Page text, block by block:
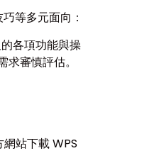
等多元面向：
各項功能與操
審慎評估。
站下載 WPS